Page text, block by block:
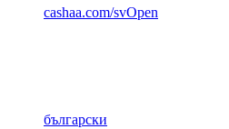
cashaa.com/svOpen
български